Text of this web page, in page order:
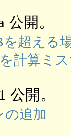
公開。
を超える
計算ミ
公開。
の追加